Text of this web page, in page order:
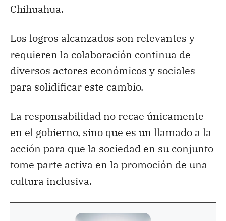
Chihuahua.
Los logros alcanzados son relevantes y
requieren la colaboración continua de
diversos actores económicos y sociales
para solidificar este cambio.
La responsabilidad no recae únicamente
en el gobierno, sino que es un llamado a la
acción para que la sociedad en su conjunto
tome parte activa en la promoción de una
cultura inclusiva.